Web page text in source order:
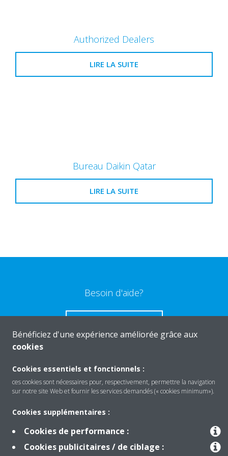
Authorized Dealers
LIRE LA SUITE
Bureau Daikin Qatar
LIRE LA SUITE
Besoin d'aide?
Produits
Bénéficiez d'une expérience améliorée grâce aux
cookies
Cookies essentiels et fonctionnels :
ces cookies sont nécessaires pour, respectivement, permettre la navigation
sur notre site Web et fournir les services demandés (« cookies minimum»).
Cookies supplémentaires :
Cookies de performance :
Cookies publicitaires / de ciblage :